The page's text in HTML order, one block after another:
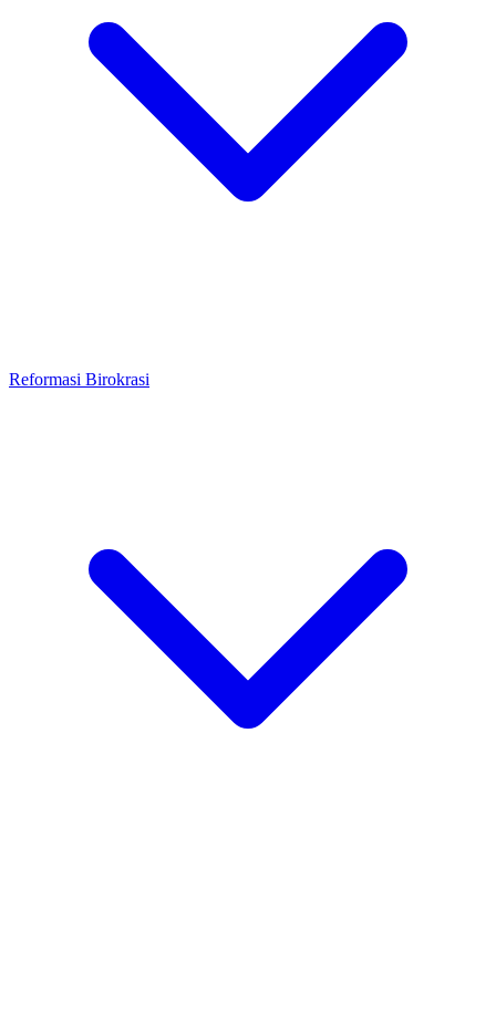
Reformasi Birokrasi